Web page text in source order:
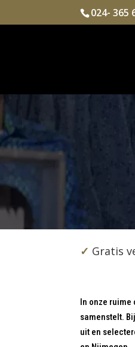
024- 365
✓ Gratis
In onze
samenstelt.
uit en